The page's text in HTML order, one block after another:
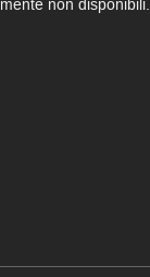
non disponibili.